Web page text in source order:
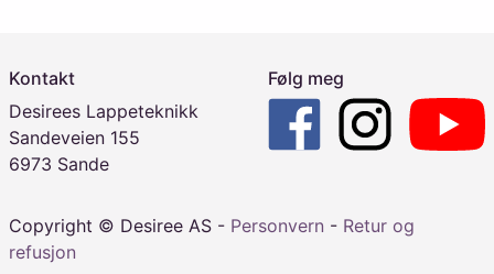
Kontakt
Desirees Lappeteknikk
Sandeveien 155
6973 Sande
Følg meg
Copyright © Desiree AS - Personvern - Retur og
refusjon